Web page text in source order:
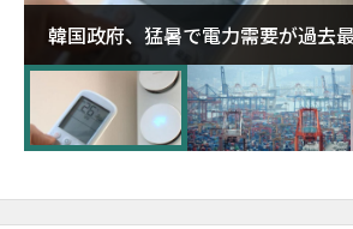
韓国政府、猛暑で電力需要が過去
に需給対応体制を点検